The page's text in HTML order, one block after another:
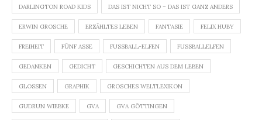
DARLINGTON ROAD KIDS DAS IST NICHT SO – DAS IST GANZ ANDERS
ERWIN GROSCHE ERZÄHLTES LEBEN FANTASIE FELIX HUBY
FREIHEIT FÜNF ASSE FUSSBALL-ELFEN FUSSBALLELFEN
GEDANKEN GEDICHT GESCHICHTEN AUS DEM LEBEN
GLOSSEN GRAPHIK GROSCHES WELTLEXIKON
GUDRUN WIEBKE GVA GVA GÖTTINGEN